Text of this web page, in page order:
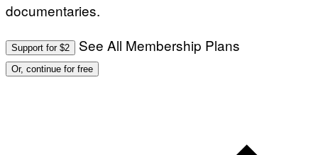
documentaries.
Support for $2 See All Membership Plans
Or, continue for free